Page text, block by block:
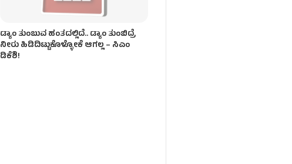
ಡ್ಯಾಂ ತುಂಬುವ ಹಂತದಲ್ಲಿದೆ.. ಡ್ಯಾಂ ತುಂಬಿದ್ರೆ
ನೀರು ಹಿಡಿದಿಟ್ಟುಕೊಳ್ಳೋಕೆ ಆಗಲ್ಲ – ಸಿಎಂ
ಡಿಕೆಶಿ!